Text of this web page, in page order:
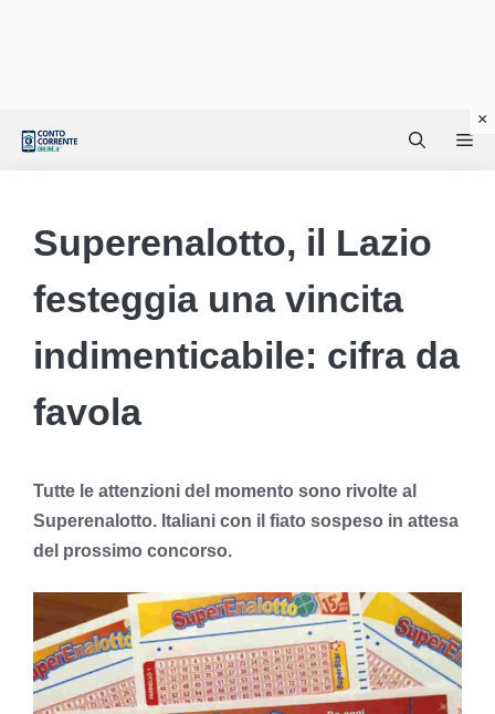
Superenalotto, il Lazio
festeggia una vincita
indimenticabile: cifra da
favola
Tutte le attenzioni del momento sono rivolte al
Superenalotto. Italiani con il fiato sospeso in attesa
del prossimo concorso.